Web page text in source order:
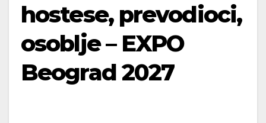
hostese, prevodioci,
osoblje – EXPO
Beograd 2027